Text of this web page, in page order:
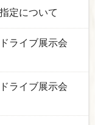
定について
ライブ展示会
ライブ展示会